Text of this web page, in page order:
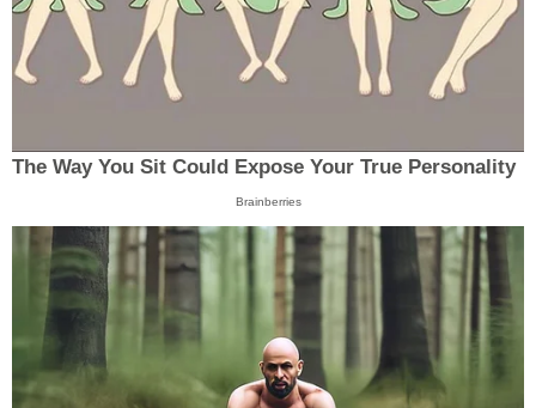
The Way You Sit Could Expose Your True Personality
Brainberries